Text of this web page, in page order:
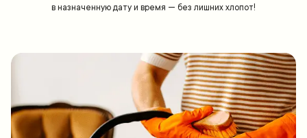
в назначенную дату и время — без лишних хлопот!